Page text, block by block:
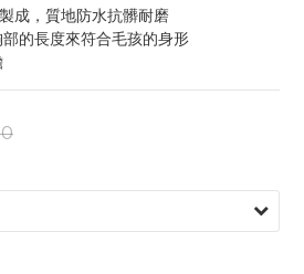
成，質地防水抗髒耐磨
的長度來符合毛孩的身形